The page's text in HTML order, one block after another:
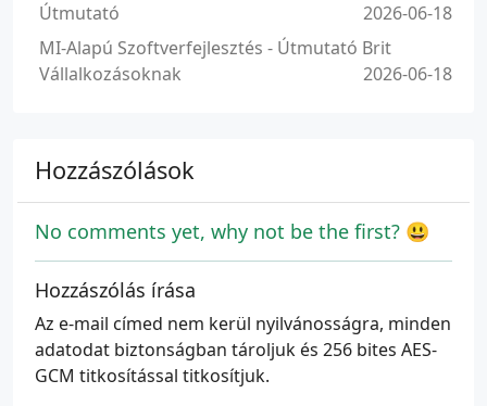
Útmutató
2026-06-18
MI-Alapú Szoftverfejlesztés - Útmutató Brit
Vállalkozásoknak
2026-06-18
Hozzászólások
No comments yet, why not be the first? 😃
Hozzászólás írása
Az e-mail címed nem kerül nyilvánosságra, minden
adatodat biztonságban tároljuk és 256 bites AES-
GCM titkosítással titkosítjuk.